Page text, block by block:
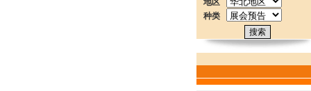
地区
种类